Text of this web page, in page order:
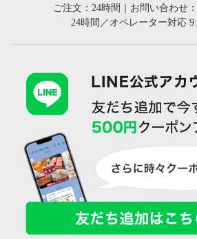
ご注文：24時間｜お問い合わせ
24時間／オペレーター対応